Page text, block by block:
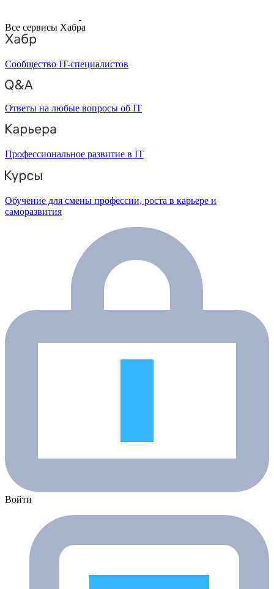
Все сервисы Хабра
Сообщество IT-специалистов
Ответы на любые вопросы об IT
Профессиональное развитие в IT
Обучение для смены профессии, роста в карьере и
саморазвития
Войти